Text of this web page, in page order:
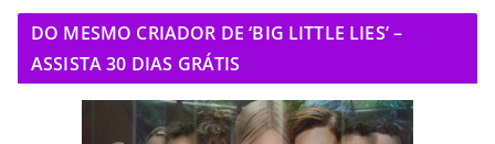
DO MESMO CRIADOR DE ‘BIG LITTLE LIES’ –
ASSISTA 30 DIAS GRÁTIS